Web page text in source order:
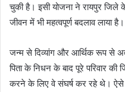
चुकी है। इसी योजना ने रायपुर जिले
जीवन में भी महत्वपूर्ण बदलाव लाया है।
जन्म से दिव्यांग और आर्थिक रूप से
पिता के निधन के बाद पूरे परिवार की
करने के लिए वे संघर्ष कर रहे थे। ऐसे